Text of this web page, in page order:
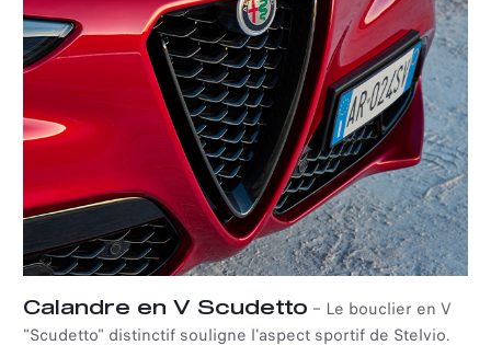
Calandre en V Scudetto – Le bouclier en V
"Scudetto" distinctif souligne l'aspect sportif de Stelvio.